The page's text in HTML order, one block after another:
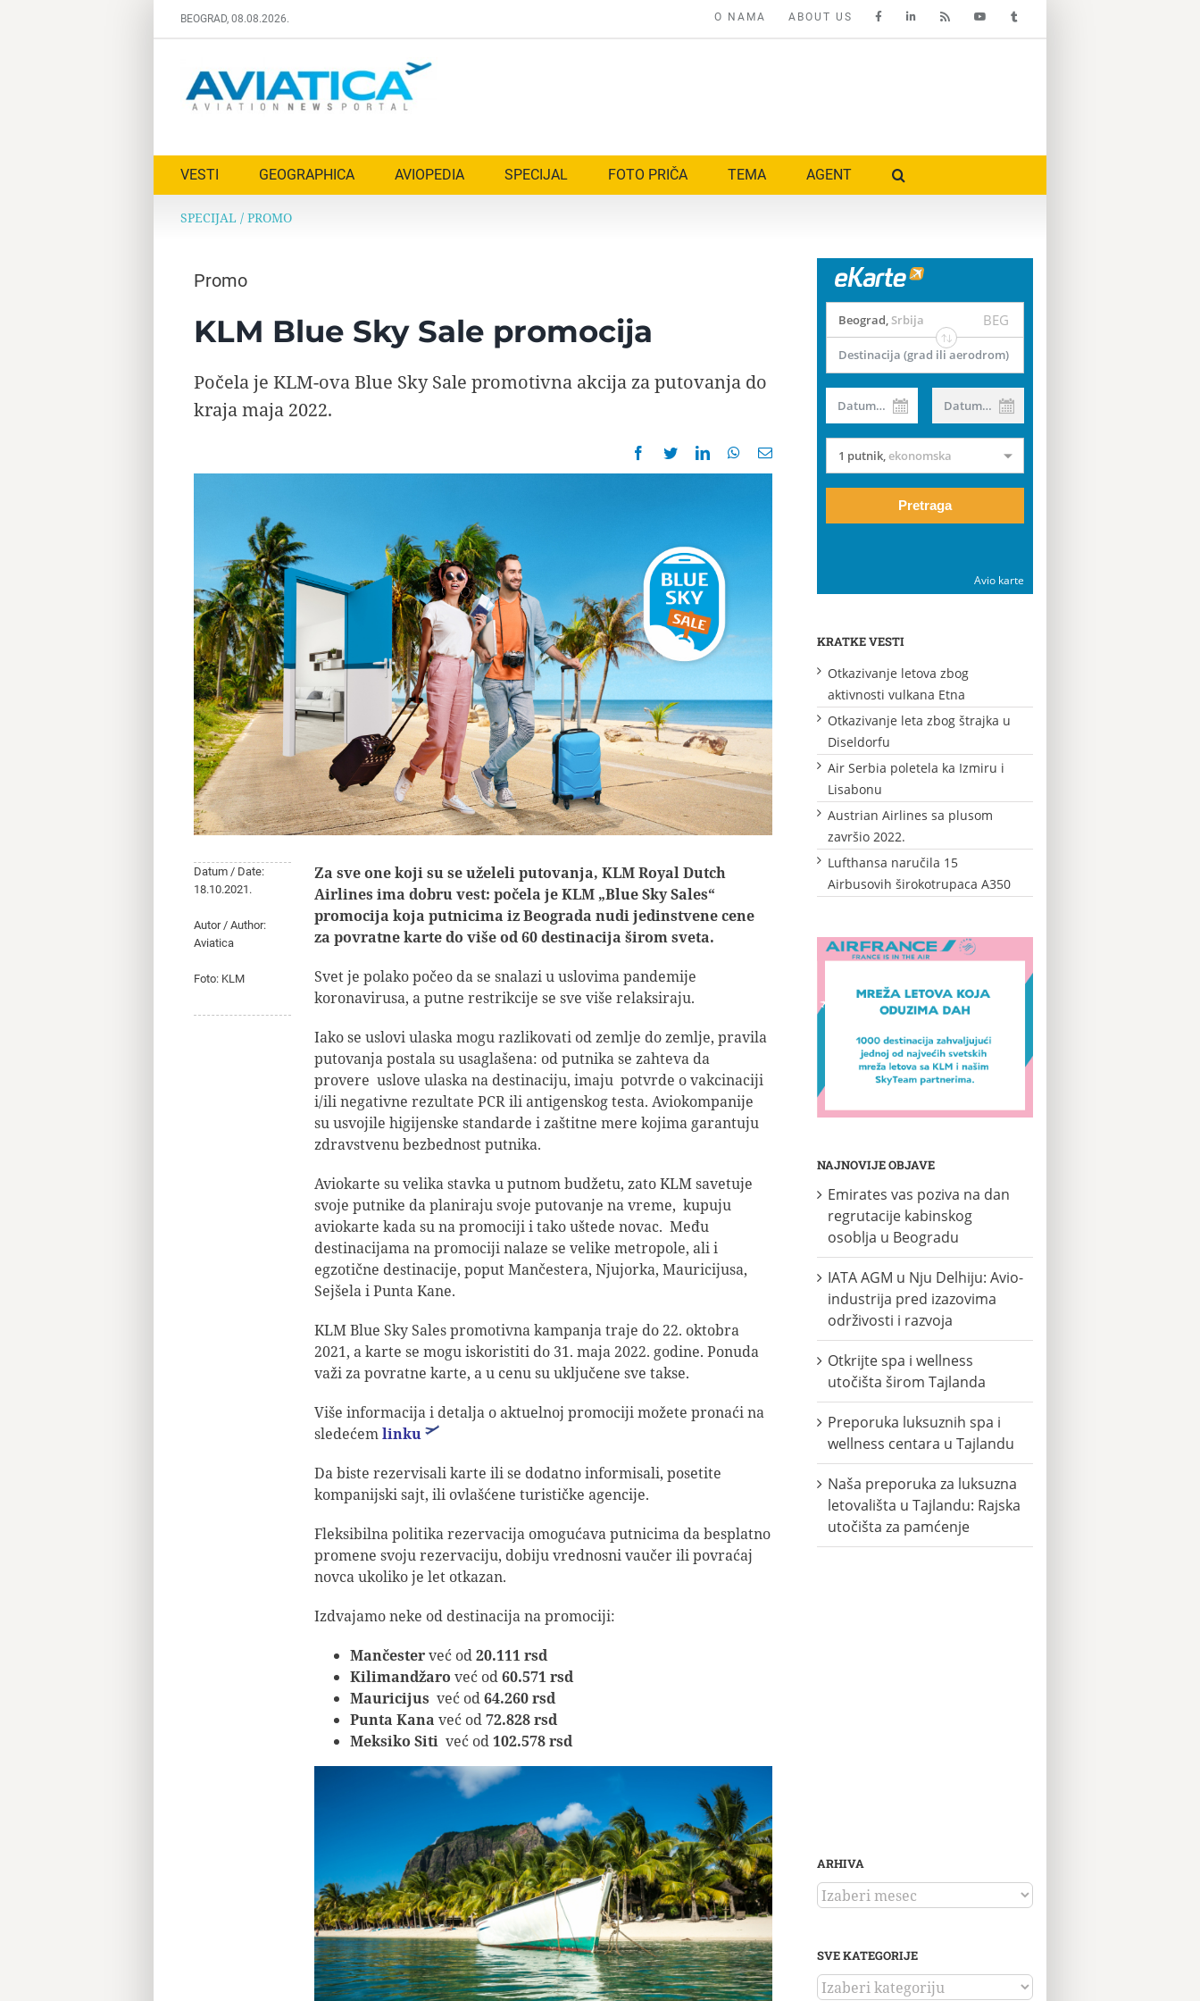
BEOGRAD, 08.08.2026. O NAMA ABOUT US
VESTI GEOGRAPHICA AVIOPEDIA SPECIJAL FOTO PRIČA TEMA AGENT
SPECIJAL / PROMO
Promo
KLM Blue Sky Sale promocija
Počela je KLM-ova Blue Sky Sale promotivna akcija za putovanja do
kraja maja 2022.
Datum / Date:
18.10.2021.
Autor / Author:
Aviatica
Foto: KLM
Za sve one koji su se uželeli putovanja, KLM Royal Dutch
Airlines ima dobru vest: počela je KLM „Blue Sky Sales“
promocija koja putnicima iz Beograda nudi jedinstvene cene
za povratne karte do više od 60 destinacija širom sveta.
Svet je polako počeo da se snalazi u uslovima pandemije
koronavirusa, a putne restrikcije se sve više relaksiraju.
Iako se uslovi ulaska mogu razlikovati od zemlje do zemlje, pravila
putovanja postala su usaglašena: od putnika se zahteva da
provere uslove ulaska na destinaciju, imaju potvrde o vakcinaciji
i/ili negativne rezultate PCR ili antigenskog testa. Aviokompanije
su usvojile higijenske standarde i zaštitne mere kojima garantuju
zdravstvenu bezbednost putnika.
Aviokarte su velika stavka u putnom budžetu, zato KLM savetuje
svoje putnike da planiraju svoje putovanje na vreme, kupuju
aviokarte kada su na promociji i tako uštede novac. Među
destinacijama na promociji nalaze se velike metropole, ali i
egzotične destinacije, poput Mančestera, Njujorka, Mauricijusa,
Sejšela i Punta Kane.
KLM Blue Sky Sales promotivna kampanja traje do 22. oktobra
2021, a karte se mogu iskoristiti do 31. maja 2022. godine. Ponuda
važi za povratne karte, a u cenu su uključene sve takse.
Više informacija i detalja o aktuelnoj promociji možete pronaći na
sledećemlinku
Da biste rezervisali karte ili se dodatno informisali, posetite
kompanijski sajt, ili ovlašćene turističke agencije.
Fleksibilna politika rezervacija omogućava putnicima da besplatno
promene svoju rezervaciju, dobiju vrednosni vaučer ili povraćaj
novca ukoliko je let otkazan.
Izdvajamo neke od destinacija na promociji:
Mančesterveć od20.111 rsd
Kilimandžaro već od60.571 rsd
Mauricijus već od64.260 rsd
Punta Kana već od72.828 rsd
Meksiko Siti već od102.578 rsd
Beograd, Srbija BEG
Destinacija (grad ili aerodrom)
Datum od Datum do
1 putnik,ekonomska
Pretraga
Avio karte
KRATKE VESTI
Otkazivanje letova zbog
aktivnosti vulkana Etna
Otkazivanje leta zbog štrajka u
Diseldorfu
Air Serbia poletela ka Izmiru i
Lisabonu
Austrian Airlines sa plusom
završio 2022.
Lufthansa naručila 15
Airbusovih širokotrupaca A350
NAJNOVIJE OBJAVE
Emirates vas poziva na dan
regrutacije kabinskog
osoblja u Beogradu
IATA AGM u Nju Delhiju: Avio-
industrija pred izazovima
održivosti i razvoja
Otkrijte spa i wellness
utočišta širom Tajlanda
Preporuka luksuznih spa i
wellness centara u Tajlandu
Naša preporuka za luksuzna
letovališta u Tajlandu: Rajska
utočišta za pamćenje
ARHIVA
ARHIVA
SVE KATEGORIJE
SVE